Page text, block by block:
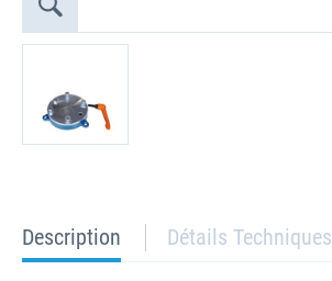
current
tab:
Description Détails Techniques